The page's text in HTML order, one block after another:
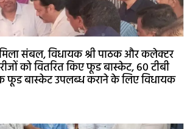
संबल, विधायक श्री पाठक और कलेक्टर
को वितरित किए फूड बास्केट, 60 टीबी
फूड बास्केट उपलब्ध कराने के लिए विधायक